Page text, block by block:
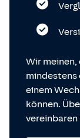
Wir meinen,
mindestens
einem
können.
vereinbaren